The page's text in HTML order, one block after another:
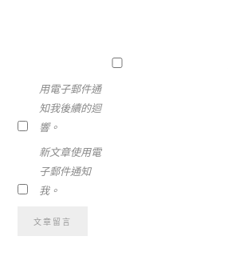
用電子郵件通
知我後續的迴
響。
新文章使用電
子郵件通知
我。